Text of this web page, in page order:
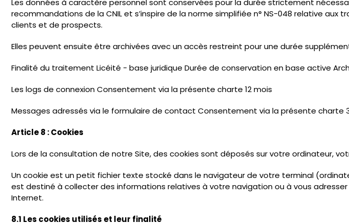
Les données à caractère personnel sont conservées pour la durée strictement
recommandations de la CNIL et s’inspire de la norme simplifiée n° NS-048 relative
clients et de prospects.
Elles peuvent ensuite être archivées avec un accès restreint pour une durée
Finalité du traitement Licéité - base juridique Durée de conservation en base active
Les logs de connexion Consentement via la présente charte 12 mois
Messages adressés via le formulaire de contact Consentement via la présente
Article 8 : Cookies
Lors de la consultation de notre Site, des cookies sont déposés sur votre ordinateur,
Un cookie est un petit fichier texte stocké dans le navigateur de votre terminal
est destiné à collecter des informations relatives à votre navigation ou à vous
Internet.
8.1 Les cookies utilisés et leur finalité